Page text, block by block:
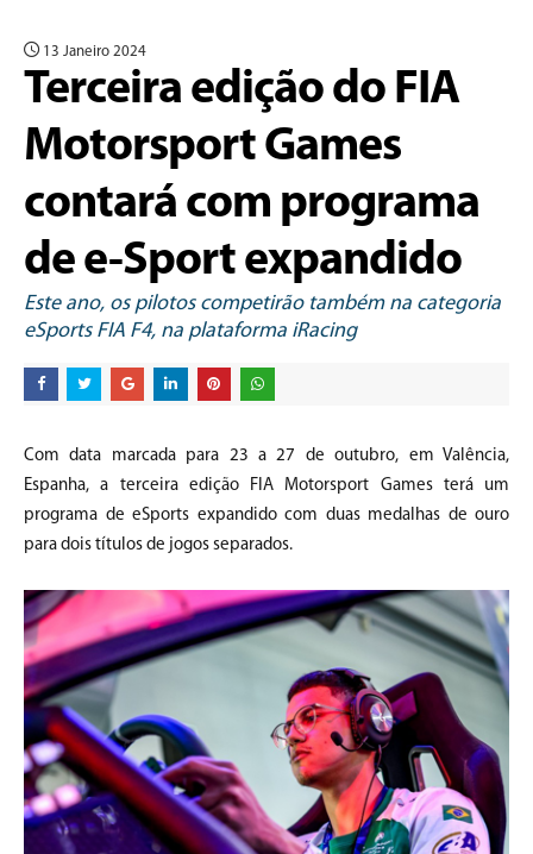
13 Janeiro 2024
Terceira edição do FIA
Motorsport Games
contará com programa
de e-Sport expandido
Este ano, os pilotos competirão também na categoria
eSports FIA F4, na plataforma iRacing
Com data marcada para 23 a 27 de outubro, em Valência,
Espanha, a terceira edição FIA Motorsport Games terá um
programa de eSports expandido com duas medalhas de ouro
para dois títulos de jogos separados.